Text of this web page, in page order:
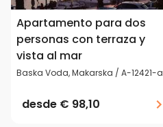
Apartamento para dos
personas con terraza y
vista al mar
Baska Voda, Makarska / A-12421-a
desde € 98,10